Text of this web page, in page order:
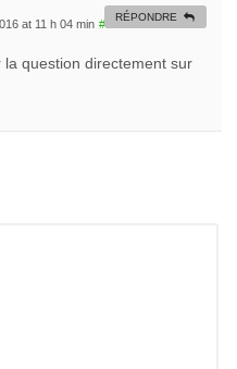
at 11 h 04 min #
question directement sur
RÉPONDRE